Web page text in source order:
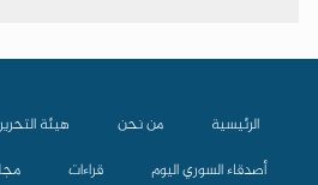
الرئيسية من نحن هيئة التحرير
أصدقاء السوري اليوم
قراءات